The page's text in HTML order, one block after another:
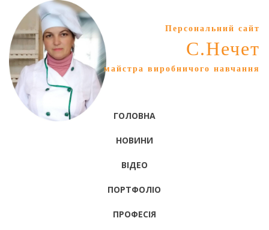
Персональний сайт
С.Нечет
майстра виробничого навчання
ГОЛОВНА
НОВИНИ
ВІДЕО
ПОРТФОЛІО
ПРОФЕСІЯ